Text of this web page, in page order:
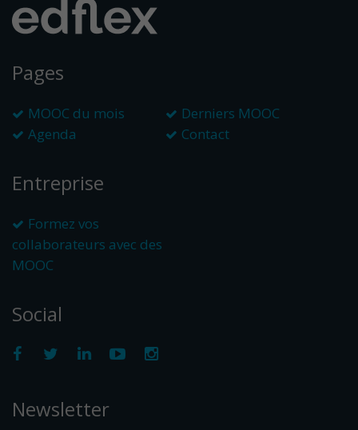
Pages
MOOC du mois
Derniers MOOC
Agenda
Contact
Entreprise
Formez vos
collaborateurs avec des
MOOC
Social
Newsletter